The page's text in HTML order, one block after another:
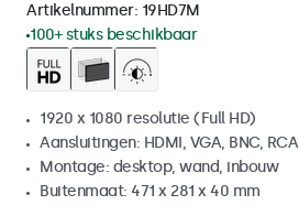
Artikelnummer: 19HD7M
100+ stuks beschikbaar
1920 x 1080 resolutie (Full HD)
Aansluitingen: HDMI, VGA, BNC, RCA
Montage: desktop, wand, inbouw
Buitenmaat: 471 x 281 x 40 mm